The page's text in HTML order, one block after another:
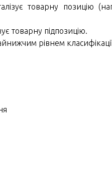
товарну позицію
товарну підпозицію.
рівнем